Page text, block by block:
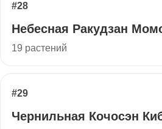
#28
Небесная Ракудзан
19 растений
#29
Чернильная Кочосэн